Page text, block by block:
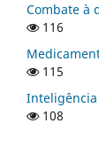
Combate à
116
115
Inteligência
108